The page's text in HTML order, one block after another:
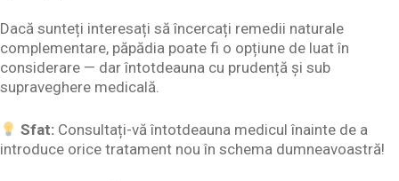
Dacă sunteți interesați să încercați remedii naturale
complementare, păpădia poate fi o opțiune de luat în
considerare — dar întotdeauna cu prudență și sub
supraveghere medicală.
Sfat: Consultați-vă întotdeauna medicul înainte de a
introduce orice tratament nou în schema dumneavoastră!